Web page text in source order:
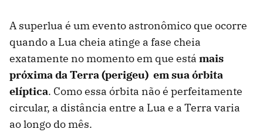
A superlua é um evento astronômico que ocorre
quando a Lua cheia atinge a fase cheia
exatamente no momento em que está mais
próxima da Terra (perigeu) em sua órbita
elíptica. Como essa órbita não é perfeitamente
circular, a distância entre a Lua e a Terra varia
ao longo do mês.